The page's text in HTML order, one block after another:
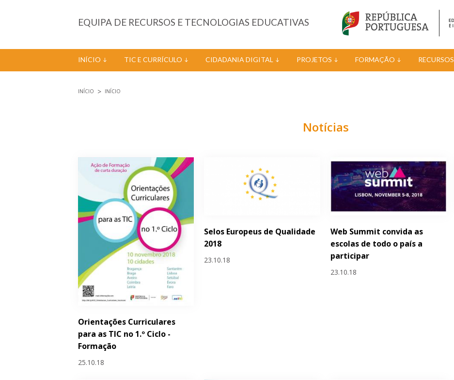
EQUIPA DE RECURSOS E TECNOLOGIAS EDUCATIVAS
INÍCIO TIC E CURRÍCULO CIDADANIA DIGITAL PROJETOS FORMAÇÃO RECURSOS
INÍCIO INÍCIO
Notícias
Orientações Curriculares
para as TIC no 1.º Ciclo -
Formação
25.10.18
Selos Europeus de Qualidade
2018
23.10.18
Web Summit convida as
escolas de todo o país a
participar
23.10.18
Páginas